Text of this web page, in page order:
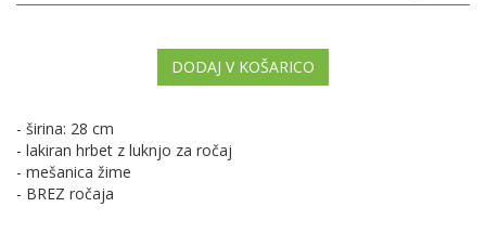
DODAJ V KOŠARICO
- širina: 28 cm
- lakiran hrbet z luknjo za ročaj
- mešanica žime
- BREZ ročaja